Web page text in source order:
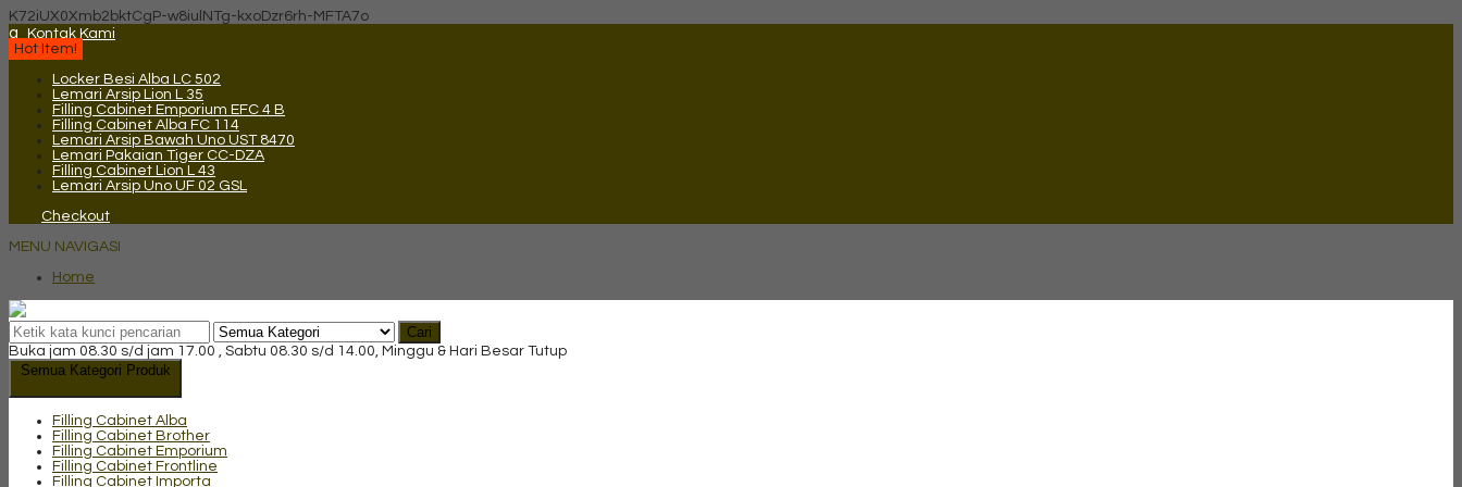
K72iUX0Xmb2bktCgP-w8iulNTg-kxoDzr6rh-MFTA7o
q
Kontak Kami
Hot Item!
Locker Besi Alba LC 502
Lemari Arsip Lion L 35
Filling Cabinet Emporium EFC 4 B
Filling Cabinet Alba FC 114
Lemari Arsip Bawah Uno UST 8470
Lemari Pakaian Tiger CC-DZA
Filling Cabinet Lion L 43
Lemari Arsip Uno UF 02 GSL
Checkout
MENU NAVIGASI
Home
Cari
Buka jam 08.30 s/d jam 17.00 , Sabtu 08.30 s/d 14.00, Minggu & Hari Besar Tutup
Semua Kategori Produk
Filling Cabinet Alba
Filling Cabinet Brother
Filling Cabinet Emporium
Filling Cabinet Frontline
Filling Cabinet Importa